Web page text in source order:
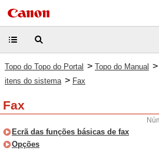
Topo do Topo do Portal > Topo do Manual >
itens do sistema > Fax
Fax
Ecrã das funções básicas de fax
Opções